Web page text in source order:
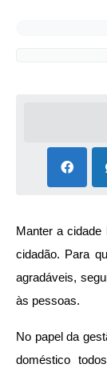
Manter a
cidadão. Para
agradáveis,
às pessoas.
No papel da
doméstico